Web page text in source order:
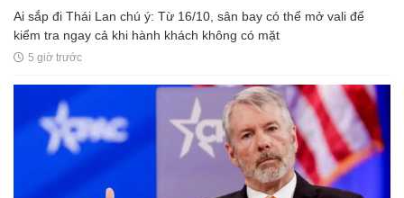
Ai sắp đi Thái Lan chú ý: Từ 16/10, sân bay có thể mở vali để
kiểm tra ngay cả khi hành khách không có mặt
5 giờ trước